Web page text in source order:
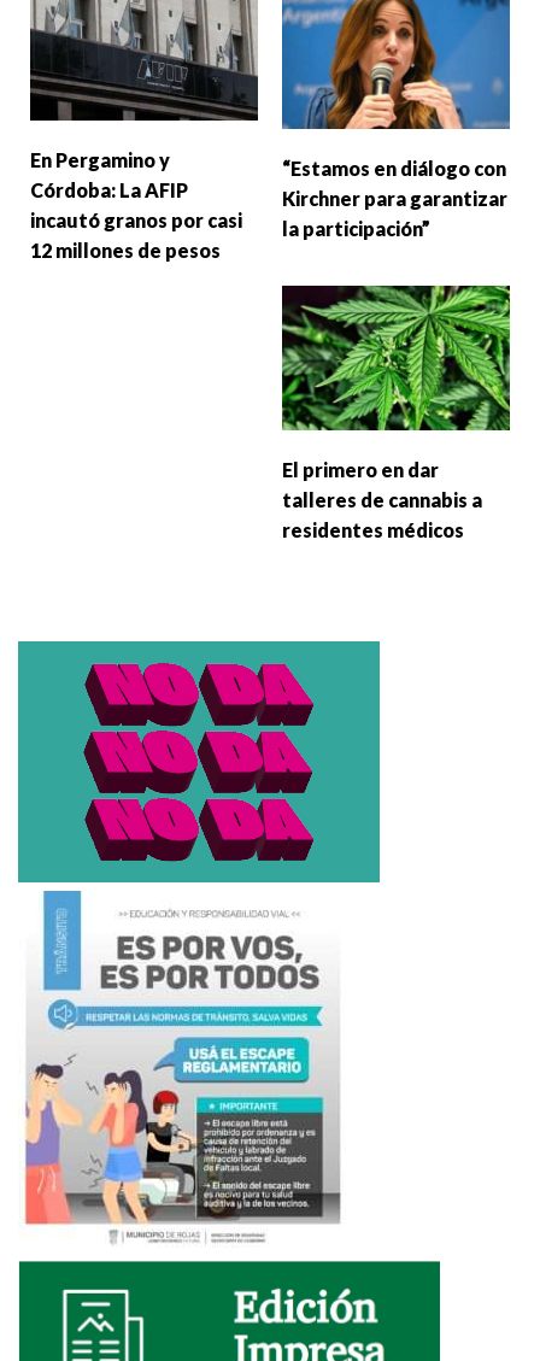
En Pergamino y
Córdoba: La AFIP
incautó granos por casi
12 millones de pesos
“Estamos en diálogo con
Kirchner para garantizar
la participación”
El primero en dar
talleres de cannabis a
residentes médicos